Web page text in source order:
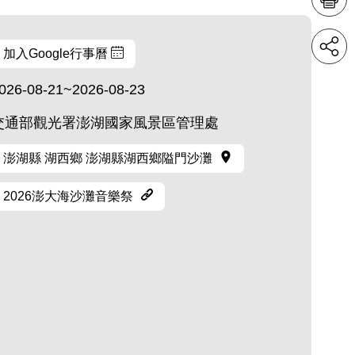
加入Google行事曆
08-21~2026-08-23
通部觀光署澎湖國家風景區管理處
澎湖縣 湖西鄉 澎湖縣湖西鄉隘門沙灘
2026澎大海沙灘音樂祭